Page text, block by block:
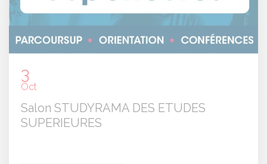
3
Oct
Salon STUDYRAMA DES ETUDES
SUPERIEURES